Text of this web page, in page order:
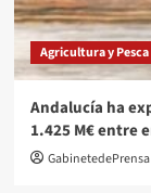
Agricultura y Pesca
Andalucía ha
1.425 M€ entre
GabinetedePrensa